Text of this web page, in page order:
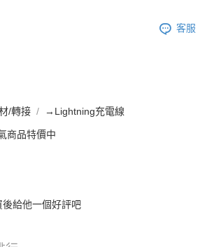
客服
/轉接 →Lightning充電線
商品特價中
給他一個好評吧